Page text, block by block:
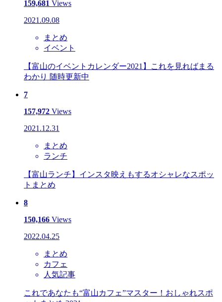
159,681 Views
2021.09.08
まとめ
イベント
【富山のイベントカレンダー2021】これを見ればまる
わかり 随時更新中
7
157,972 Views
2021.12.31
まとめ
ランチ
【富山ランチ】インスタ映えもするオシャレなスポッ
トまとめ
8
150,166 Views
2022.04.25
まとめ
カフェ
人気記事
これであなたも“富山カフェ”マスター！おしゃれスポ